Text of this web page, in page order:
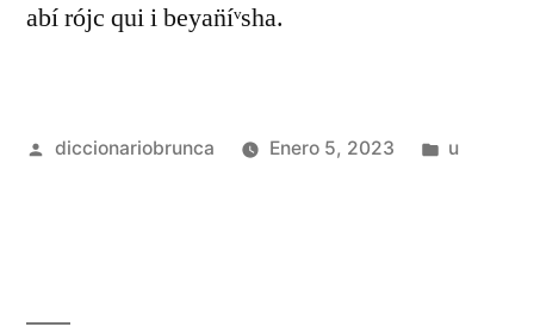
abí rójc qui i beyan̈íᵛsha.
diccionariobrunca Enero 5, 2023 u